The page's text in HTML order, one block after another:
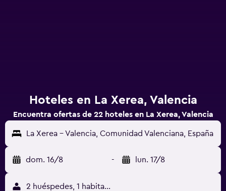
Hoteles en La Xerea, Valencia
Encuentra ofertas de 22 hoteles en La Xerea, Valencia
La Xerea - Valencia, Comunidad Valenciana, España
dom. 16/8 - lun. 17/8
2 huéspedes, 1 habitación